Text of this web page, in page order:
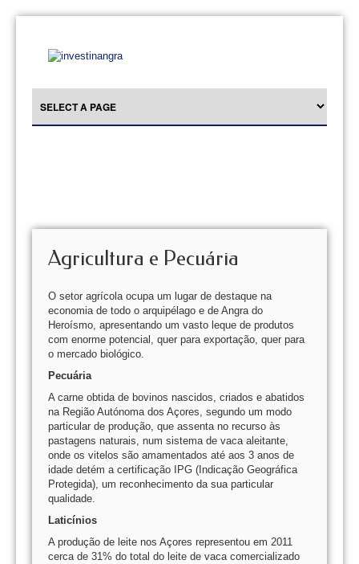
Agricultura e Pecuária
O setor agrícola ocupa um lugar de destaque na
economia de todo o arquipélago e de Angra do
Heroísmo, apresentando um vasto leque de produtos
com enorme potencial, quer para exportação, quer para
o mercado biológico.
Pecuária
A carne obtida de bovinos nascidos, criados e abatidos
na Região Autónoma dos Açores, segundo um modo
particular de produção, que assenta no recurso às
pastagens naturais, num sistema de vaca aleitante,
onde os vitelos são amamentados até aos 3 anos de
idade detém a certificação IPG (Indicação Geográfica
Protegida), um reconhecimento da sua particular
qualidade.
Laticínios
A produção de leite nos Açores representou em 2011
cerca de 31% do total do leite de vaca comercializado